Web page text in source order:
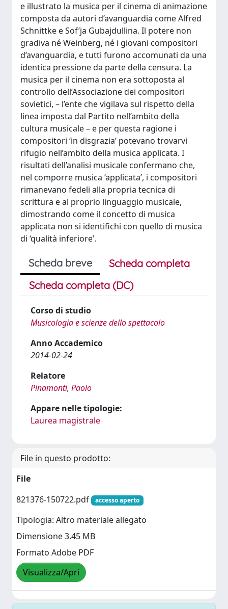
e illustrato la musica per il cinema di animazione
composta da autori d’avanguardia come Alfred
Schnittke e Sof’ja Gubajdullina. Il potere non
gradiva né Weinberg, né i giovani compositori
d’avanguardia, e tutti furono accomunati da una
identica pressione da parte della censura. La
musica per il cinema non era sottoposta al
controllo dell’Associazione dei compositori
sovietici, – l’ente che vigilava sul rispetto della
linea imposta dal Partito nell’ambito della
cultura musicale – e per questa ragione i
compositori ‘in disgrazia’ potevano trovarvi
rifugio nell’ambito della musica applicata. I
risultati dell’analisi musicale confermano che,
nel comporre musica ‘applicata’, i compositori
rimanevano fedeli alla propria tecnica di
scrittura e al proprio linguaggio musicale,
dimostrando come il concetto di musica
applicata non si identifichi con quello di musica
di ‘qualità inferiore’.
Scheda breve
Scheda completa
Scheda completa (DC)
Corso di studio
Musicologia e scienze dello spettacolo
Anno Accademico
2014-02-24
Relatore
Pinamonti, Paolo
Appare nelle tipologie:
Laurea magistrale
File in questo prodotto:
File
821376-150722.pdf
accesso aperto
Tipologia: Altro materiale allegato
Dimensione 3.45 MB
Formato Adobe PDF
Visualizza/Apri